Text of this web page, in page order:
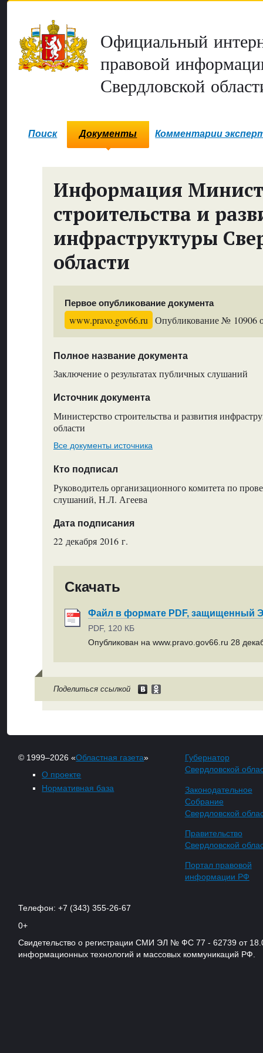
Официальный
правовой
Свердловской
Поиск Документы Комментарии
Информация
строительства и
инфраструктуры
области
Первое опубликование документа
www.pravo.gov66.ru Опубликование № 10906
Полное название документа
Заключение о результатах публичных слушаний
Источник документа
Министерство строительства и развития
области
Все документы источника
Кто подписал
Руководитель организационного комитета по
слушаний, Н.Л. Агеева
Дата подписания
22 декабря 2016 г.
Скачать
Файл в формате PDF, защищенный
PDF, 120 КБ
Опубликован на www.pravo.gov66.ru 28
Поделиться ссылкой
© 1999–2026 «Областная газета»
О проекте
Нормативная база
Губернатор
Свердловской
Законодательное
Собрание
Свердловской
Правительство
Свердловской
Портал правовой
информации РФ
Телефон: +7 (343) 355-26-67
0+
Свидетельство о регистрации СМИ ЭЛ № ФС 77 - 62739 от
информационных технологий и массовых коммуникаций РФ.